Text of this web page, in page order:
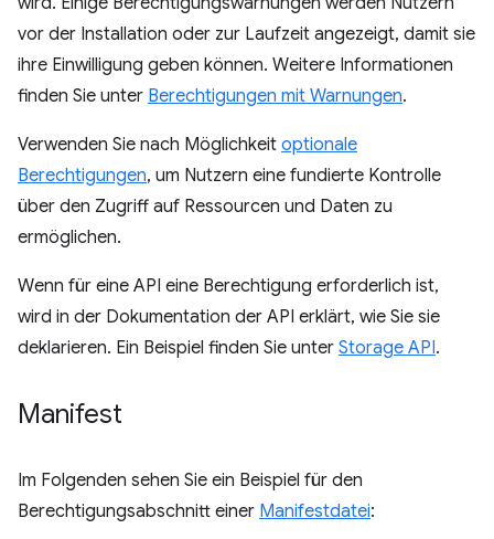
vor der Installation oder zur Laufzeit angezeigt, damit sie
ihre Einwilligung geben können. Weitere Informationen
finden Sie unter Berechtigungen mit Warnungen.
Verwenden Sie nach Möglichkeit optionale
Berechtigungen, um Nutzern eine fundierte Kontrolle
über den Zugriff auf Ressourcen und Daten zu
ermöglichen.
Wenn für eine API eine Berechtigung erforderlich ist,
wird in der Dokumentation der API erklärt, wie Sie sie
deklarieren. Ein Beispiel finden Sie unter Storage API.
Manifest
Im Folgenden sehen Sie ein Beispiel für den
Berechtigungsabschnitt einer Manifestdatei: